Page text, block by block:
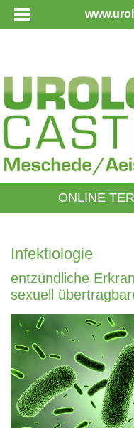
ONLINE
Infektiologie
entzündliche
sexuell